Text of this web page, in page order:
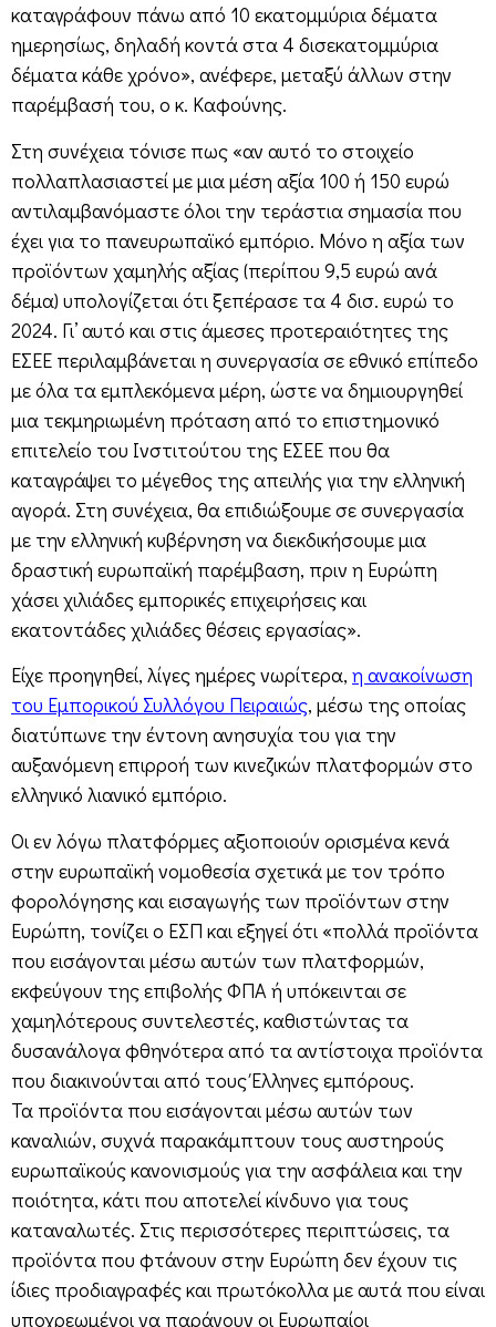
καταγράφουν πάνω από 10 εκατομμύρια δέματα
ημερησίως, δηλαδή κοντά στα 4 δισεκατομμύρια
δέματα κάθε χρόνο», ανέφερε, μεταξύ άλλων στην
παρέμβασή του, ο κ. Καφούνης.
Στη συνέχεια τόνισε πως «αν αυτό το στοιχείο
πολλαπλασιαστεί με μια μέση αξία 100 ή 150 ευρώ
αντιλαμβανόμαστε όλοι την τεράστια σημασία που
έχει για το πανευρωπαϊκό εμπόριο. Μόνο η αξία των
προϊόντων χαμηλής αξίας (περίπου 9,5 ευρώ ανά
δέμα) υπολογίζεται ότι ξεπέρασε τα 4 δισ. ευρώ το
2024. Γι’ αυτό και στις άμεσες προτεραιότητες της
ΕΣΕΕ περιλαμβάνεται η συνεργασία σε εθνικό επίπεδο
με όλα τα εμπλεκόμενα μέρη, ώστε να δημιουργηθεί
μια τεκμηριωμένη πρόταση από το επιστημονικό
επιτελείο του Ινστιτούτου της ΕΣΕΕ που θα
καταγράψει το μέγεθος της απειλής για την ελληνική
αγορά. Στη συνέχεια, θα επιδιώξουμε σε συνεργασία
με την ελληνική κυβέρνηση να διεκδικήσουμε μια
δραστική ευρωπαϊκή παρέμβαση, πριν η Ευρώπη
χάσει χιλιάδες εμπορικές επιχειρήσεις και
εκατοντάδες χιλιάδες θέσεις εργασίας».
Είχε προηγηθεί, λίγες ημέρες νωρίτερα, η ανακοίνωση
του Εμπορικού Συλλόγου Πειραιώς, μέσω της οποίας
διατύπωνε την έντονη ανησυχία του για την
αυξανόμενη επιρροή των κινεζικών πλατφορμών στο
ελληνικό λιανικό εμπόριο.
Οι εν λόγω πλατφόρμες αξιοποιούν ορισμένα κενά
στην ευρωπαϊκή νομοθεσία σχετικά με τον τρόπο
φορολόγησης και εισαγωγής των προϊόντων στην
Ευρώπη, τονίζει ο ΕΣΠ και εξηγεί ότι «πολλά προϊόντα
που εισάγονται μέσω αυτών των πλατφορμών,
εκφεύγουν της επιβολής ΦΠΑ ή υπόκεινται σε
χαμηλότερους συντελεστές, καθιστώντας τα
δυσανάλογα φθηνότερα από τα αντίστοιχα προϊόντα
που διακινούνται από τους Έλληνες εμπόρους.
Τα προϊόντα που εισάγονται μέσω αυτών των
καναλιών, συχνά παρακάμπτουν τους αυστηρούς
ευρωπαϊκούς κανονισμούς για την ασφάλεια και την
ποιότητα, κάτι που αποτελεί κίνδυνο για τους
καταναλωτές. Στις περισσότερες περιπτώσεις, τα
προϊόντα που φτάνουν στην Ευρώπη δεν έχουν τις
ίδιες προδιαγραφές και πρωτόκολλα με αυτά που είναι
υποχρεωμένοι να παράγουν οι Ευρωπαίοι